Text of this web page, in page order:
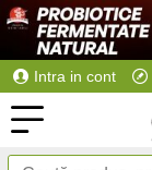
Intra in cont